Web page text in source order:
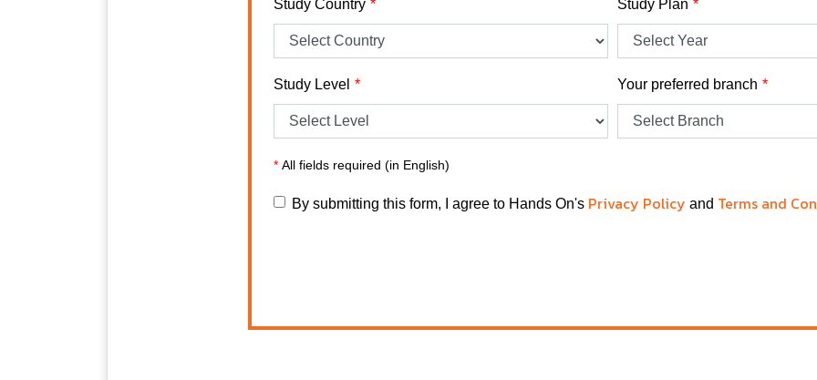
Study Country Study Plan
Study Level Your preferred branch
* All fields required (in English)
By submitting this form, I agree to Hands On's Privacy Policy and Terms and